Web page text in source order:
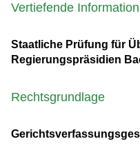
Vertiefende
Staatliche Prüfung für
Regierungspräsidien
Rechtsgrundlage